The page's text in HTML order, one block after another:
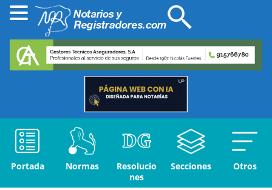
Portada Normas
Resolucio
nes
Secciones Otros